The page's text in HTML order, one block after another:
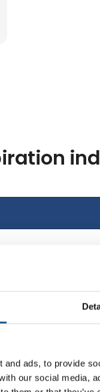
ads, to provide
our social media,